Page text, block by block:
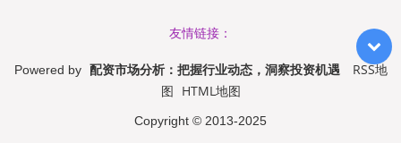
友情链接：
Powered by 配资市场分析：把握行业动态，洞察投资机遇
RSS地
图 HTML地图
Copyright © 2013-2025